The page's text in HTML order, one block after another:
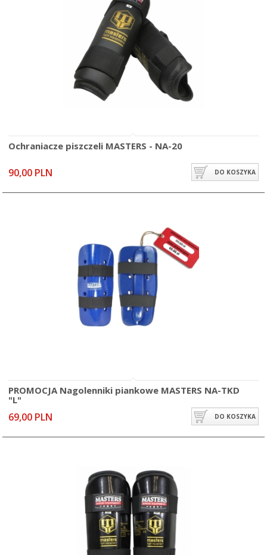
Ochraniacze piszczeli MASTERS - NA-20
90,00 PLN DO KOSZYKA
PROMOCJA Nagolenniki piankowe MASTERS NA-TKD
"L"
69,00 PLN DO KOSZYKA